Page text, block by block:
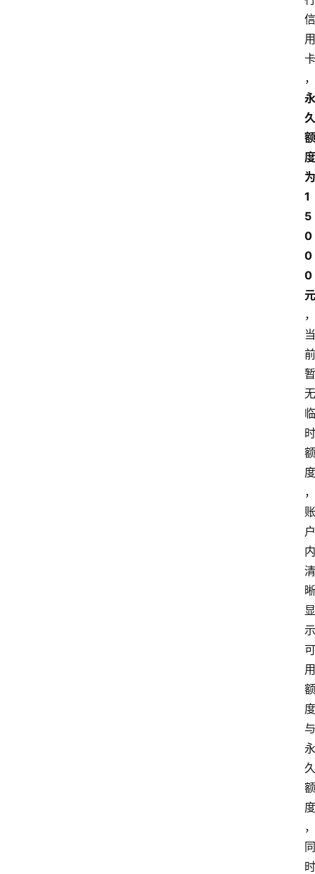
信
用
卡
，
永
久
额
度
为
1
5
0
0
0
元
，
当
前
暂
无
临
时
额
度
，
账
户
内
清
晰
显
示
可
用
额
度
与
永
久
额
度
，
同
时